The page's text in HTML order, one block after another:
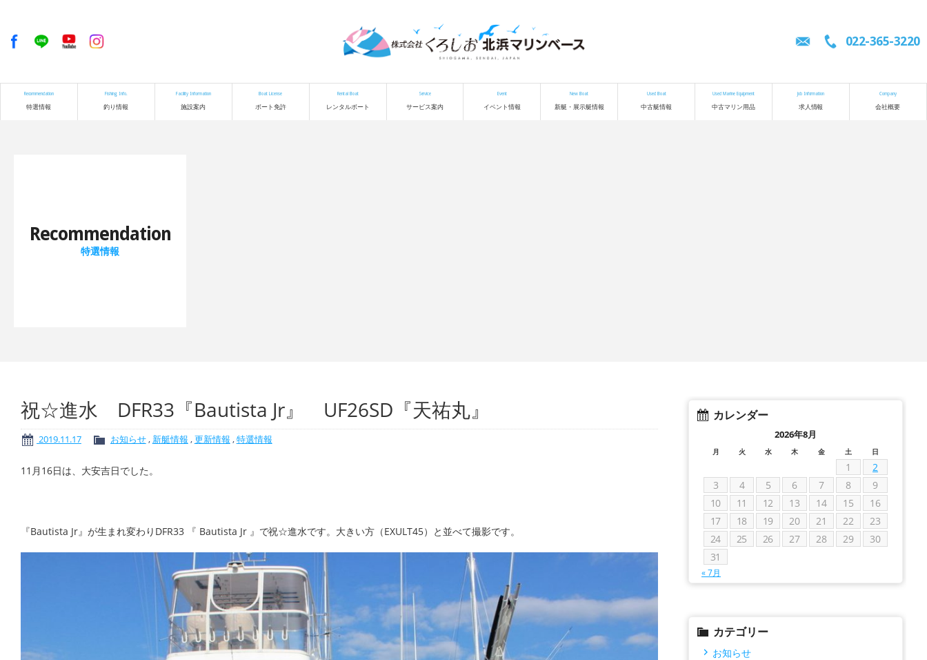
022-365-3220
Recommendation
特選情報
Fishing Info.
釣り情報
Facility Information
施設案内
Boat License
ボート免許
Rental Boat
レンタルボート
Service
サービス案内
Event
イベント情報
New Boat
新艇・展示艇情報
Used Boat
中古艇情報
Used Marine Equipment
中古マリン用品
Job Information
求人情報
Company
会社概要
Recommendation
特選情報
祝☆進水 DFR33『Bautista Jr』 UF26SD『天祐丸』
2019.11.17 お知らせ, 新艇情報 ,更新情報 ,特選情報
11月16日は、大安吉日でした。
『Bautista Jr』が生まれ変わりDFR33 『 Bautista Jr 』で祝☆進水です。大きい方（EXULT45）と並べて撮影です。
カレンダー
2026年8月
月 火 水 木 金 土 日
1
2
3
4 5 6 7 8
9
10
11 12 13 14 15
16
17
18 19 20 21 22
23
24
25 26 27 28 29
30
31
« 7月
カテゴリー
お知らせ